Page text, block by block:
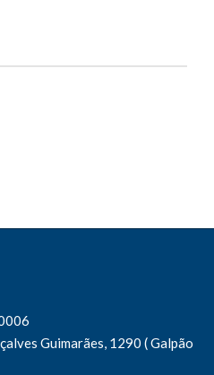
Guimarães, 1290 ( Galpão